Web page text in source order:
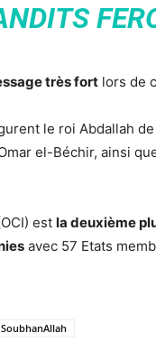
très fort lors de
le roi Abdallah
el-Béchir, ainsi
est la deuxième
avec 57 Etats
SoubhanAllah